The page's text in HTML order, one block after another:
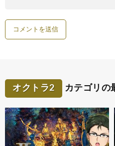
オクトラ2 カテゴリの